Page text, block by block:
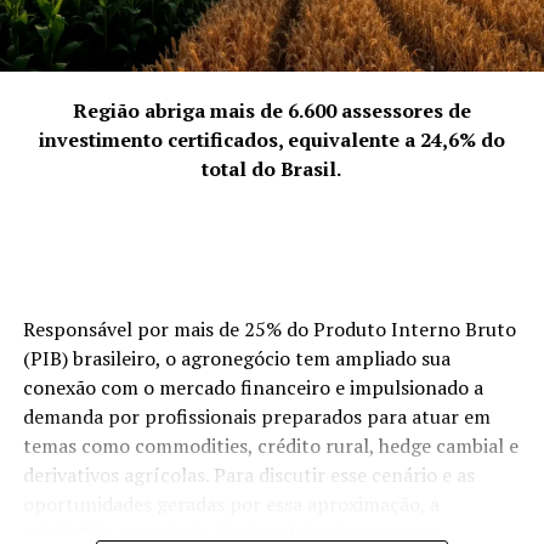
4. A força coletiva que representam
“Representamos a quebra da solidão empreendedora.
mas, coletivamente, torna-se uma jornada
enriquecedora. Discutimos abertamente os desafios da
‘mulher multitarefa’ e transformamos essas dores em
ACIP Mulher.
Região abriga mais de 6.600 assessores de
investimento certificados, equivalente a 24,6% do
total do Brasil.
Responsável por mais de 25% do Produto Interno Bruto
(PIB) brasileiro, o agronegócio tem ampliado sua
conexão com o mercado financeiro e impulsionado a
demanda por profissionais preparados para atuar em
temas como commodities, crédito rural, hedge cambial e
derivativos agrícolas. Para discutir esse cenário e as